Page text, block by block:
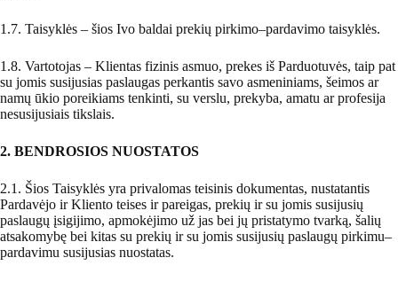
1.7. Taisyklės – šios Ivo baldai prekių pirkimo–pardavimo taisyklės.
1.8. Vartotojas – Klientas fizinis asmuo, prekes iš Parduotuvės, taip pat
su jomis susijusias paslaugas perkantis savo asmeniniams, šeimos ar
namų ūkio poreikiams tenkinti, su verslu, prekyba, amatu ar profesija
nesusijusiais tikslais.
2. BENDROSIOS NUOSTATOS
2.1. Šios Taisyklės yra privalomas teisinis dokumentas, nustatantis
Pardavėjo ir Kliento teises ir pareigas, prekių ir su jomis susijusių
paslaugų įsigijimo, apmokėjimo už jas bei jų pristatymo tvarką, šalių
atsakomybę bei kitas su prekių ir su jomis susijusių paslaugų pirkimu–
pardavimu susijusias nuostatas.